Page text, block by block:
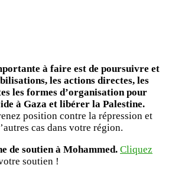
à faire est de poursuivre et
les actions directes, les
les formes d’organisation pour
à Gaza et libérer la Palestine.
position contre la répression et
cas dans votre région.
de soutien à Mohammed. Cliquez
soutien !